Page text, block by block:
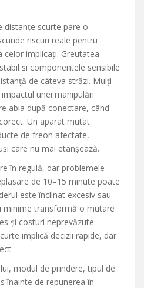
distanțe scurte pare o
riscuri reale pentru
celor implicați. Greutatea
și componentele sensibile
de câteva străzi. Mulți
unei manipulări
abia după conectare, când
Un aparat mutat
de freon afectate,
care nu mai etanșează.
în regulă, dar problemele
de 10–15 minute poate
este înclinat excesiv sau
minime transformă o mutare
și costuri neprevăzute.
implică decizii rapide, dar
modul de prindere, tipul de
înainte de repunerea în